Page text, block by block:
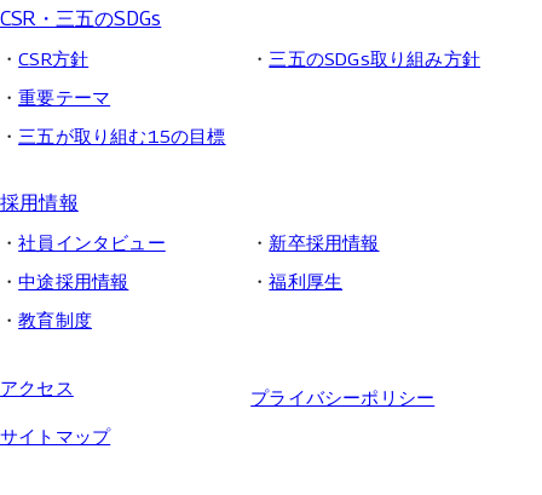
CSR・三五のSDGs
CSR方針
三五のSDGs取り組み方針
重要テーマ
三五が取り組む15の目標
採用情報
社員インタビュー
新卒採用情報
中途採用情報
福利厚生
教育制度
アクセス
プライバシーポリシー
サイトマップ